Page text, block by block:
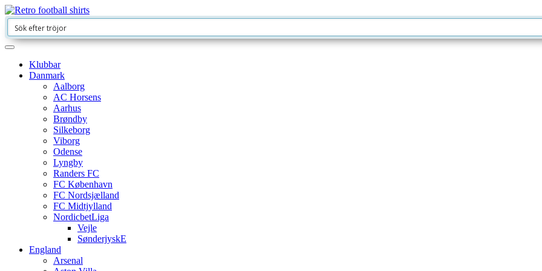
Klubbar
Danmark
Aalborg
AC Horsens
Aarhus
Brøndby
Silkeborg
Viborg
Odense
Lyngby
Randers FC
FC København
FC Nordsjælland
FC Midtjylland
NordicbetLiga
Vejle
SønderjyskE
England
Arsenal